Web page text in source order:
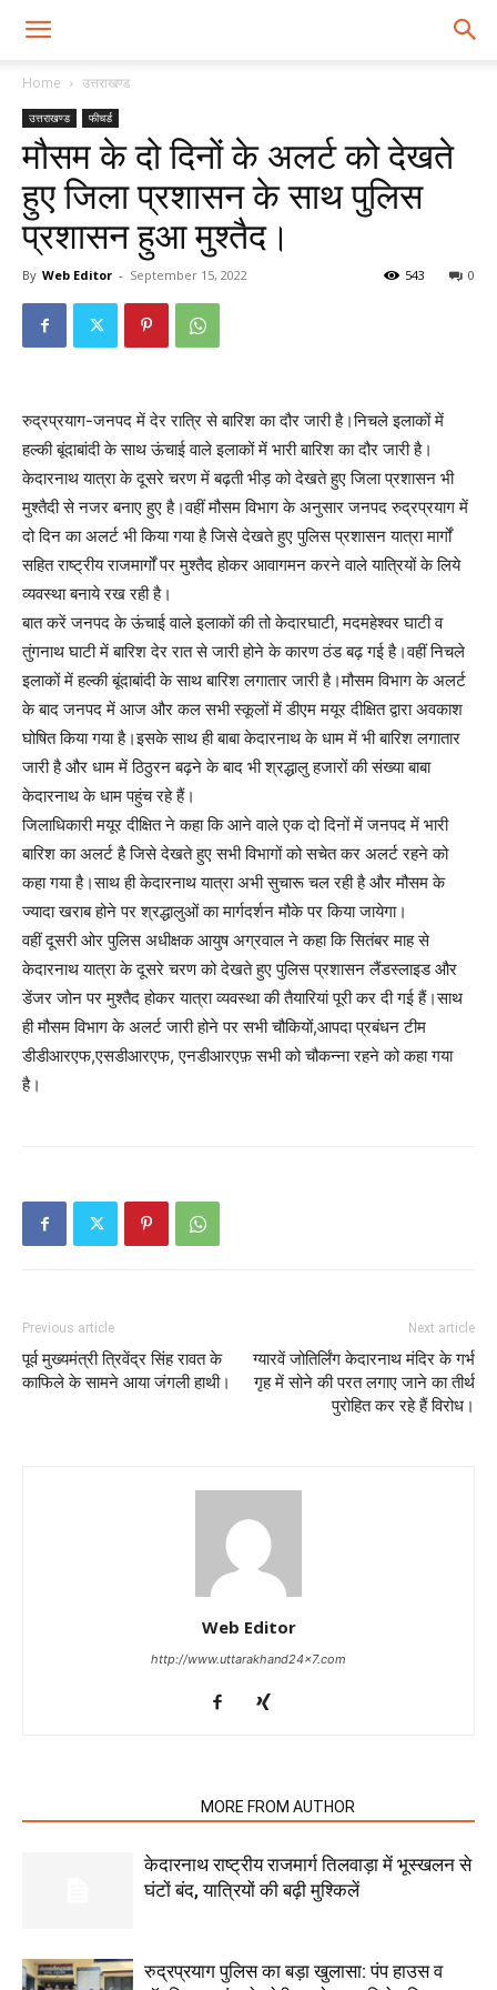
Home उत्तराखण्ड
उत्तराखण्ड फीचर्ड
मौसम के दो दिनों के अलर्ट को देखते
हुए जिला प्रशासन के साथ पुलिस
प्रशासन हुआ मुश्तैद।
By Web Editor - September 15, 2022 0
543
रुद्रप्रयाग-जनपद में देर रात्रि से बारिश का दौर जारी है।निचले इलाकों में
हल्की बूंदाबांदी के साथ ऊंचाई वाले इलाकों में भारी बारिश का दौर जारी है।
केदारनाथ यात्रा के दूसरे चरण में बढ़ती भीड़ को देखते हुए जिला प्रशासन भी
मुश्तैदी से नजर बनाए हुए है।वहीं मौसम विभाग के अनुसार जनपद रुद्रप्रयाग में
दो दिन का अलर्ट भी किया गया है जिसे देखते हुए पुलिस प्रशासन यात्रा मार्गों
सहित राष्ट्रीय राजमार्गों पर मुश्तैद होकर आवागमन करने वाले यात्रियों के लिये
व्यवस्था बनाये रख रही है।
बात करें जनपद के ऊंचाई वाले इलाकों की तो केदारघाटी, मदमहेश्वर घाटी व
तुंगनाथ घाटी में बारिश देर रात से जारी होने के कारण ठंड बढ़ गई है।वहीं निचले
इलाकों में हल्की बूंदाबांदी के साथ बारिश लगातार जारी है।मौसम विभाग के अलर्ट
के बाद जनपद में आज और कल सभी स्कूलों में डीएम मयूर दीक्षित द्वारा अवकाश
घोषित किया गया है।इसके साथ ही बाबा केदारनाथ के धाम में भी बारिश लगातार
जारी है और धाम में ठिठुरन बढ़ने के बाद भी श्रद्धालु हजारों की संख्या बाबा
केदारनाथ के धाम पहुंच रहे हैं।
जिलाधिकारी मयूर दीक्षित ने कहा कि आने वाले एक दो दिनों में जनपद में भारी
बारिश का अलर्ट है जिसे देखते हुए सभी विभागों को सचेत कर अलर्ट रहने को
कहा गया है।साथ ही केदारनाथ यात्रा अभी सुचारू चल रही है और मौसम के
ज्यादा खराब होने पर श्रद्धालुओं का मार्गदर्शन मौके पर किया जायेगा।
वहीं दूसरी ओर पुलिस अधीक्षक आयुष अग्रवाल ने कहा कि सितंबर माह से
केदारनाथ यात्रा के दूसरे चरण को देखते हुए पुलिस प्रशासन लैंडस्लाइड और
डेंजर जोन पर मुश्तैद होकर यात्रा व्यवस्था की तैयारियां पूरी कर दी गई हैं।साथ
ही मौसम विभाग के अलर्ट जारी होने पर सभी चौकियों,आपदा प्रबंधन टीम
डीडीआरएफ,एसडीआरएफ, एनडीआरएफ़ सभी को चौकन्ना रहने को कहा गया
है।
Previous article
पूर्व मुख्यमंत्री त्रिवेंद्र सिंह रावत के
काफिले के सामने आया जंगली हाथी।
Next article
ग्यारवें जोतिर्लिंग केदारनाथ मंदिर के गर्भ
गृह में सोने की परत लगाए जाने का तीर्थ
पुरोहित कर रहे हैं विरोध।
Web Editor
http://www.uttarakhand24x7.com
MORE FROM AUTHOR
केदारनाथ राष्ट्रीय राजमार्ग तिलवाड़ा में भूस्खलन से
घंटों बंद, यात्रियों की बढ़ी मुश्किलें
रुद्रप्रयाग पुलिस का बड़ा खुलासा: पंप हाउस व